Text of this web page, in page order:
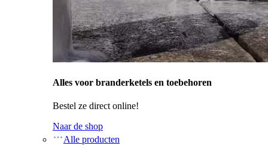
Alles voor branderketels en toebehoren
Bestel ze direct online!
Naar de shop
Alle producten